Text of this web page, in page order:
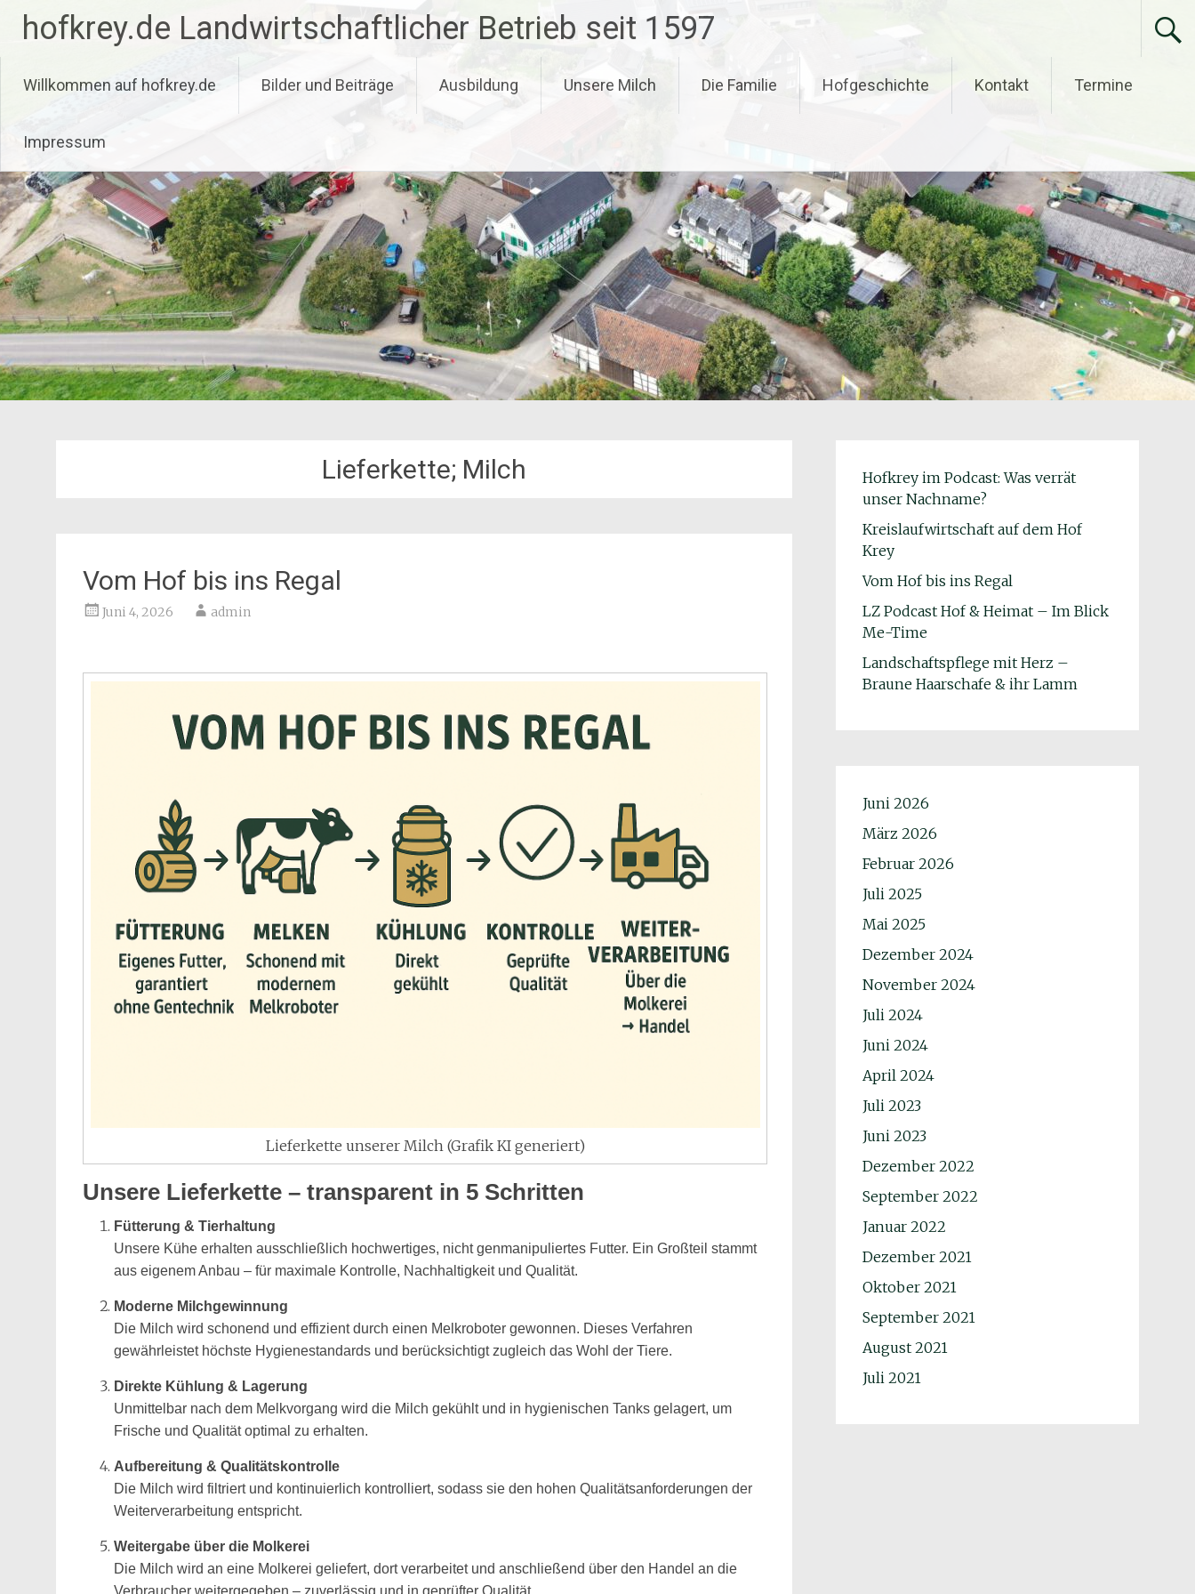
Zum
Inhalt
springen
hofkrey.de Landwirtschaftlicher Betrieb seit 1597
Willkommen auf hofkrey.de Bilder und Beiträge Ausbildung Unsere Milch Die Familie Hofgeschichte Kontakt Termine
Impressum
Lieferkette; Milch
Vom Hof bis ins Regal
Juni 4, 2026 admin
Lieferkette unserer Milch (Grafik KI generiert)
Unsere Lieferkette – transparent in 5 Schritten
Fütterung & Tierhaltung
Unsere Kühe erhalten ausschließlich hochwertiges, nicht genmanipuliertes Futter. Ein Großteil stammt
aus eigenem Anbau – für maximale Kontrolle, Nachhaltigkeit und Qualität.
Moderne Milchgewinnung
Die Milch wird schonend und effizient durch einen Melkroboter gewonnen. Dieses Verfahren
gewährleistet höchste Hygienestandards und berücksichtigt zugleich das Wohl der Tiere.
Direkte Kühlung & Lagerung
Unmittelbar nach dem Melkvorgang wird die Milch gekühlt und in hygienischen Tanks gelagert, um
Frische und Qualität optimal zu erhalten.
Aufbereitung & Qualitätskontrolle
Die Milch wird filtriert und kontinuierlich kontrolliert, sodass sie den hohen Qualitätsanforderungen der
Weiterverarbeitung entspricht.
Weitergabe über die Molkerei
Die Milch wird an eine Molkerei geliefert, dort verarbeitet und anschließend über den Handel an die
Hofkrey im Podcast: Was verrät
unser Nachname?
Kreislaufwirtschaft auf dem Hof
Krey
Vom Hof bis ins Regal
LZ Podcast Hof & Heimat – Im Blick
Me-Time
Landschaftspflege mit Herz –
Braune Haarschafe & ihr Lamm
Juni 2026
März 2026
Februar 2026
Juli 2025
Mai 2025
Dezember 2024
November 2024
Juli 2024
Juni 2024
April 2024
Juli 2023
Juni 2023
Dezember 2022
September 2022
Januar 2022
Dezember 2021
Oktober 2021
September 2021
August 2021
Juli 2021